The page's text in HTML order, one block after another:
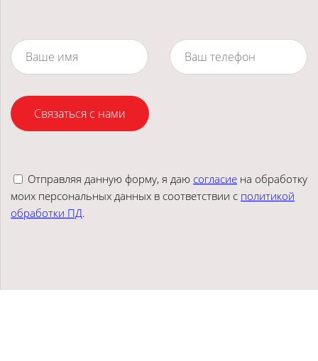
Связаться с нами
Отправляя данную форму, я даю согласие на обработку
моих персональных данных в соответствии с политикой
обработки ПД.